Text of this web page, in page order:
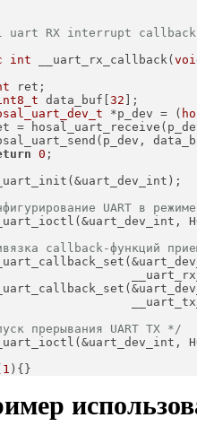
uart RX interrupt callback
int __uart_rx_callback(
ret;
data_buf[ 32 ];
*p_dev = (
=
0 ;
UART в
callback-функций
прерывания UART TX */
1 ){}